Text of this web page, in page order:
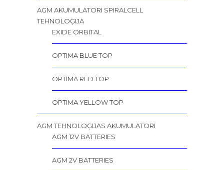
AGM AKUMULATORI SPIRALCELL
TEHNOLOĢIJA
EXIDE ORBITAL
OPTIMA BLUE TOP
OPTIMA RED TOP
OPTIMA YELLOW TOP
AGM TEHNOLOĢIJAS AKUMULATORI
AGM 12V BATTERIES
AGM 2V BATTERIES